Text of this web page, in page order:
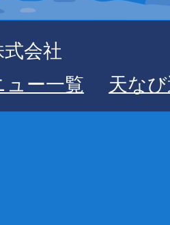
会社
ュー一覧
天な